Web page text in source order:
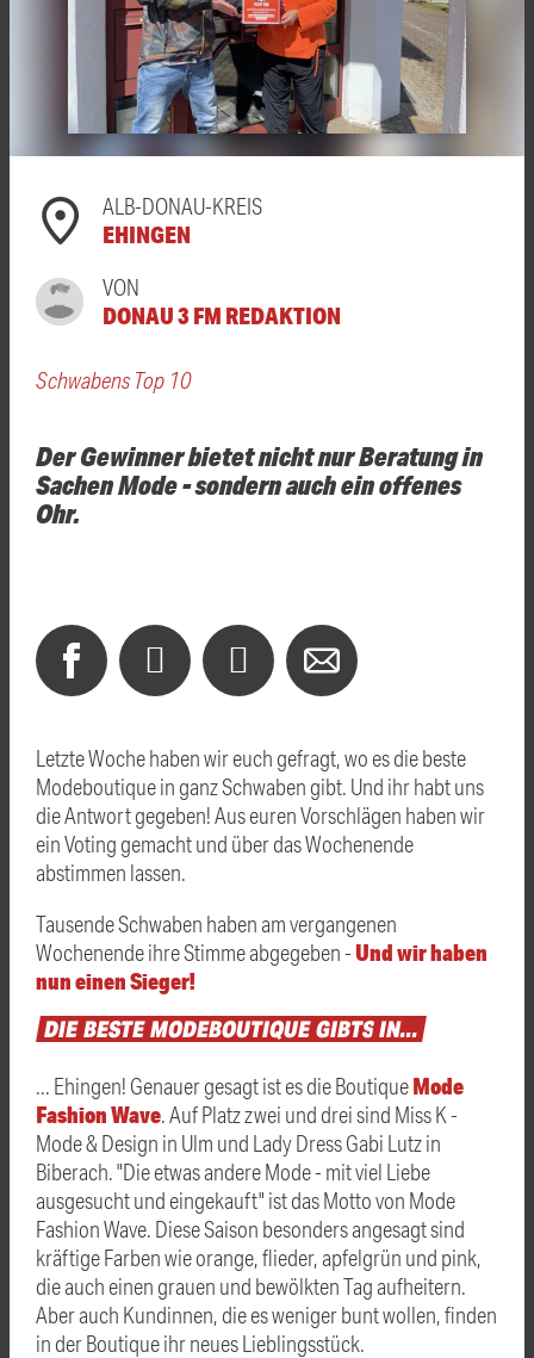
ALB-DONAU-KREIS
EHINGEN
VON
DONAU 3 FM REDAKTION
Schwabens Top 10
Der Gewinner bietet nicht nur Beratung in
Sachen Mode - sondern auch ein offenes
Ohr.
Letzte Woche haben wir euch gefragt, wo es die beste
Modeboutique in ganz Schwaben gibt. Und ihr habt uns
die Antwort gegeben! Aus euren Vorschlägen haben wir
ein Voting gemacht und über das Wochenende
abstimmen lassen.
Tausende Schwaben haben am vergangenen
Wochenende ihre Stimme abgegeben -Und wir haben
nun einen Sieger!
DIEBESTEMODEBOUTIQUEGIBTSIN...
... Ehingen! Genauer gesagt ist es die BoutiqueMode
Fashion Wave. Auf Platz zwei und drei sind Miss K -
Mode & Design in Ulm und Lady Dress Gabi Lutz in
Biberach. "Die etwas andere Mode - mit viel Liebe
ausgesucht und eingekauft" ist das Motto von Mode
Fashion Wave. Diese Saison besonders angesagt sind
kräftige Farben wie orange, flieder, apfelgrün und pink,
die auch einen grauen und bewölkten Tag aufheitern.
Aber auch Kundinnen, die es weniger bunt wollen, finden
in der Boutique ihr neues Lieblingsstück.